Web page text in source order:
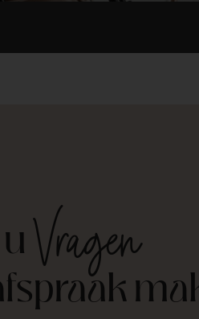
Vragen